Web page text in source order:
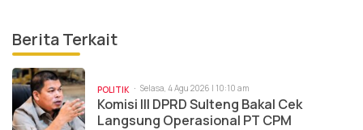
Berita Terkait
POLITIK Selasa, 4 Agu 2026 | 10:10 am
Komisi III DPRD Sulteng Bakal Cek
Langsung Operasional PT CPM